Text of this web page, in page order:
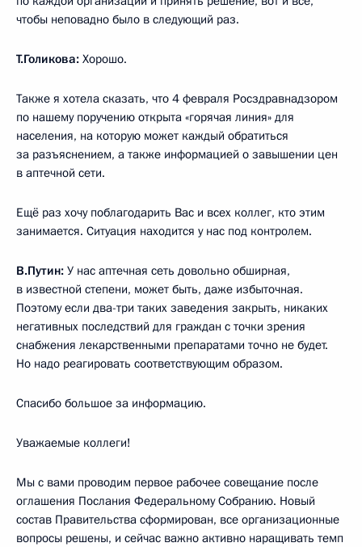
чтобы неповадно было в следующий раз.
Т.Голикова: Хорошо.
Также я хотела сказать, что 4 февраля Росздравнадзором
по нашему поручению открыта «горячая линия» для
населения, на которую может каждый обратиться
за разъяснением, а также информацией о завышении цен
в аптечной сети.
Ещё раз хочу поблагодарить Вас и всех коллег, кто этим
занимается. Ситуация находится у нас под контролем.
В.Путин: У нас аптечная сеть довольно обширная,
в известной степени, может быть, даже избыточная.
Поэтому если два-три таких заведения закрыть, никаких
негативных последствий для граждан с точки зрения
снабжения лекарственными препаратами точно не будет.
Но надо реагировать соответствующим образом.
Спасибо большое за информацию.
Уважаемые коллеги!
Мы с вами проводим первое рабочее совещание после
оглашения Послания Федеральному Собранию. Новый
состав Правительства сформирован, все организационные
вопросы решены, и сейчас важно активно наращивать темп